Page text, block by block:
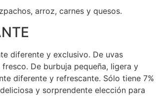
arroz, carnes y quesos.
diferente y exclusivo. De uvas
De burbuja pequeña, ligera y
diferente y refrescante. Sólo tiene 7%
y sorprendente elección para